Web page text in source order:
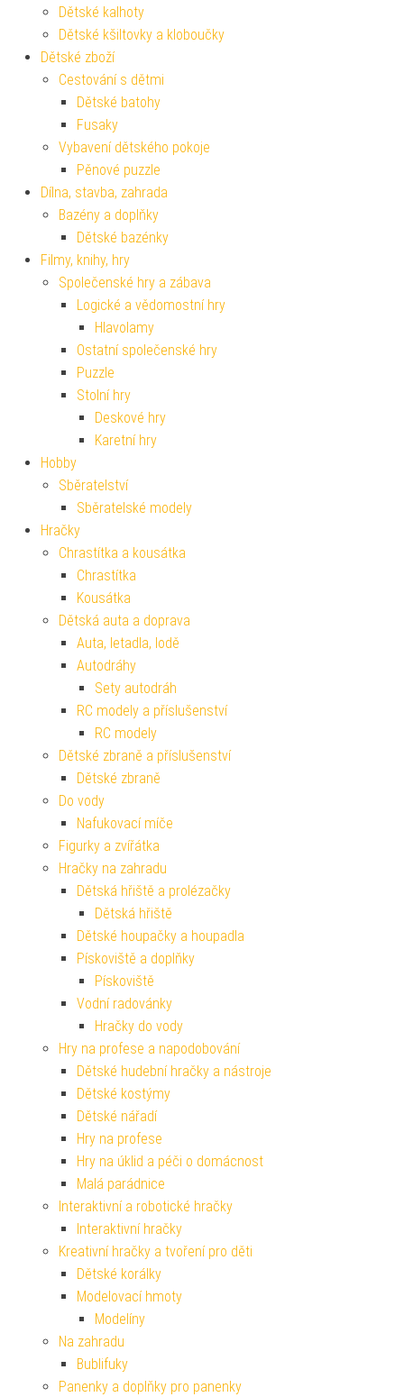
Dětské kalhoty
Dětské kšiltovky a kloboučky
Dětské zboží
Cestování s dětmi
Dětské batohy
Fusaky
Vybavení dětského pokoje
Pěnové puzzle
Dílna, stavba, zahrada
Bazény a doplňky
Dětské bazénky
Filmy, knihy, hry
Společenské hry a zábava
Logické a vědomostní hry
Hlavolamy
Ostatní společenské hry
Puzzle
Stolní hry
Deskové hry
Karetní hry
Hobby
Sběratelství
Sběratelské modely
Hračky
Chrastítka a kousátka
Chrastítka
Kousátka
Dětská auta a doprava
Auta, letadla, lodě
Autodráhy
Sety autodráh
RC modely a příslušenství
RC modely
Dětské zbraně a příslušenství
Dětské zbraně
Do vody
Nafukovací míče
Figurky a zvířátka
Hračky na zahradu
Dětská hřiště a prolézačky
Dětská hřiště
Dětské houpačky a houpadla
Pískoviště a doplňky
Pískoviště
Vodní radovánky
Hračky do vody
Hry na profese a napodobování
Dětské hudební hračky a nástroje
Dětské kostýmy
Dětské nářadí
Hry na profese
Hry na úklid a péči o domácnost
Malá parádnice
Interaktivní a robotické hračky
Interaktivní hračky
Kreativní hračky a tvoření pro děti
Dětské korálky
Modelovací hmoty
Modelíny
Na zahradu
Bublifuky
Panenky a doplňky pro panenky